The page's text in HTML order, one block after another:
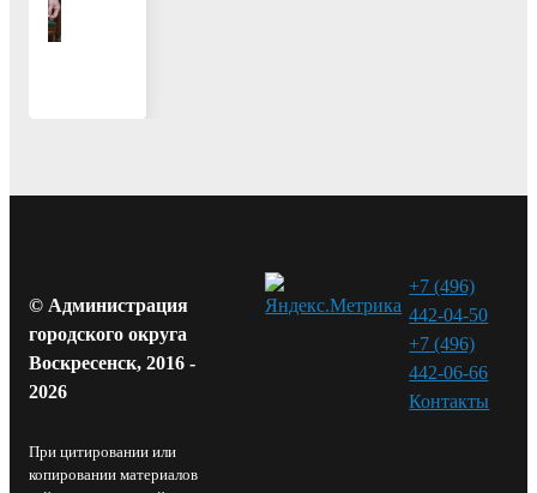
© Администрация
городского округа
Воскресенск, 2016 -
2026
При цитировании или
копировании материалов
+7 (496)
442-04-50
+7 (496)
442-06-66
Контакты⁠